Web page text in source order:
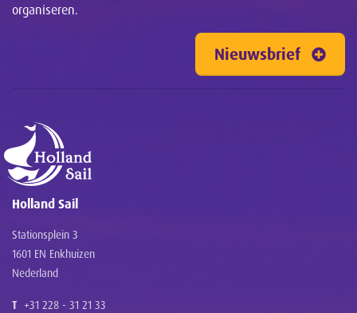
organiseren.
Nieuwsbrief
Holland Sail
Stationsplein 3
1601 EN Enkhuizen
Nederland
T +31 228 - 31 21 33